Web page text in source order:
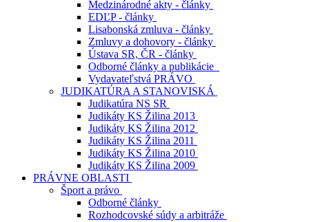
Medzinárodné akty - články
EDĽP - články
Lisabonská zmluva - články
Zmluvy a dohovory - články
Ústava SR, ČR - články
Odborné články a publikácie
Vydavateľstvá PRÁVO
JUDIKATÚRA A STANOVISKÁ
Judikatúra NS SR
Judikáty KS Žilina 2013
Judikáty KS Žilina 2012
Judikáty KS Žilina 2011
Judikáty KS Žilina 2010
Judikáty KS Žilina 2009
PRÁVNE OBLASTI
Šport a právo
Odborné články
Rozhodcovské súdy a arbitráže